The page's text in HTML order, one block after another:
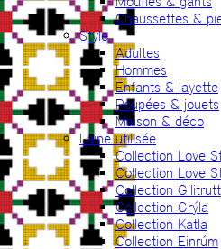
Chaussettes &
Style
Adultes
Hommes
Enfants & layette
Poupées & jouets
Maison & déco
Laine utilisée
Collection Love
Collection Love
Collection Gilitrutt
Collection Grýla
Collection Katla
Collection Einrúm